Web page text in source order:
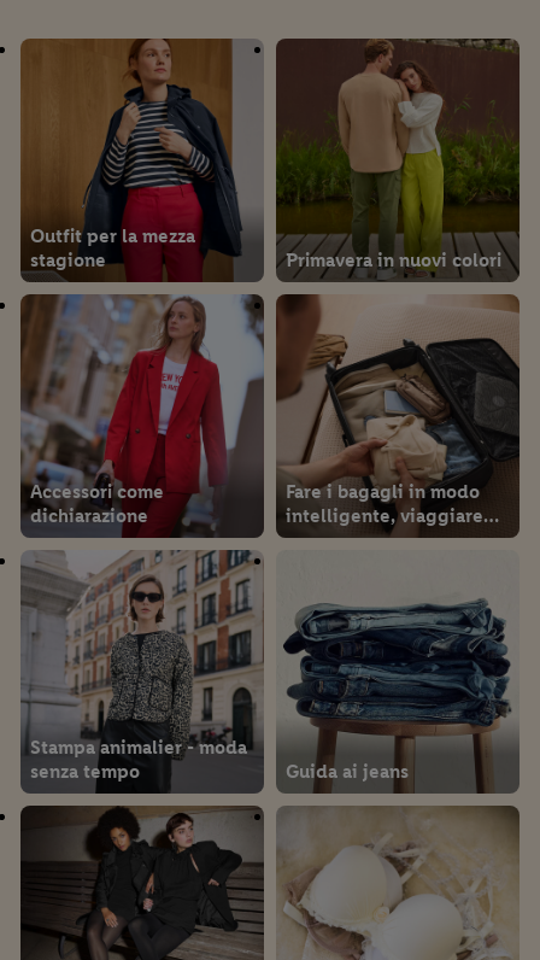
Outfit per la mezza
stagione
Primavera in nuovi colori
Accessori come
dichiarazione
Fare i bagagli in modo
intelligente, viaggiare
meglio
Stampa animalier - moda
senza tempo
Guida ai jeans